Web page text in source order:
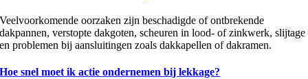
Veelvoorkomende oorzaken zijn beschadigde of ontbrekende
dakpannen, verstopte dakgoten, scheuren in lood- of zinkwerk, slijtage
en problemen bij aansluitingen zoals dakkapellen of dakramen.
Hoe snel moet ik actie ondernemen bij lekkage?